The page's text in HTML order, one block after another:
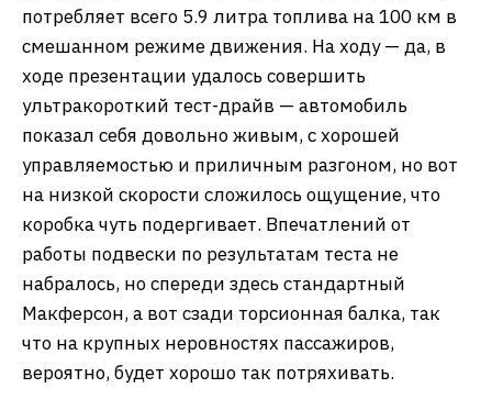
потребляет всего 5.9 литра топлива на 100 км в
смешанном режиме движения. На ходу — да, в
ходе презентации удалось совершить
ультракороткий тест-драйв — автомобиль
показал себя довольно живым, с хорошей
управляемостью и приличным разгоном, но вот
на низкой скорости сложилось ощущение, что
коробка чуть подергивает. Впечатлений от
работы подвески по результатам теста не
набралось, но спереди здесь стандартный
Макферсон, а вот сзади торсионная балка, так
что на крупных неровностях пассажиров,
вероятно, будет хорошо так потряхивать.